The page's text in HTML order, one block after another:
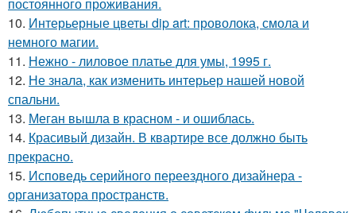
10. Интерьерные цветы dip art: проволока, смола и
немного магии.
11. Нежно - лиловое платье для умы, 1995 г.
12. Не знала, как изменить интерьер нашей новой
спальни.
13. Меган вышла в красном - и ошиблась.
14. Красивый дизайн. В квартире все должно быть
прекрасно.
15. Исповедь серийного переездного дизайнера -
организатора пространств.